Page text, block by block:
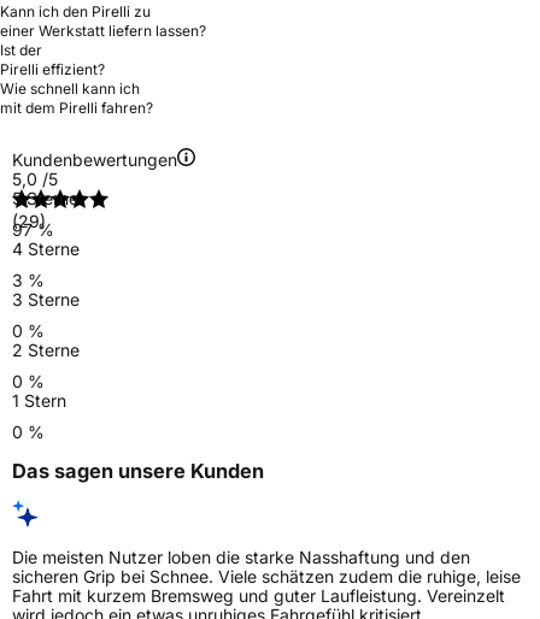
Kann ich den Pirelli zu
einer Werkstatt liefern lassen?
Ist der
Pirelli effizient?
Wie schnell kann ich
mit dem Pirelli fahren?
Kundenbewertungen
5,0 /5
(29)
5 Sterne
97 %
4 Sterne
3 %
3 Sterne
0 %
2 Sterne
0 %
1 Stern
0 %
Das sagen unsere Kunden
Die meisten Nutzer loben die starke Nasshaftung und den
sicheren Grip bei Schnee. Viele schätzen zudem die ruhige, leise
Fahrt mit kurzem Bremsweg und guter Laufleistung. Vereinzelt